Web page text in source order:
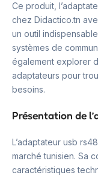
Ce produit,
chez Didactico.tn
un outil
systèmes de
également explorer
adaptateurs pour
besoins.
Présentation de
L’adaptateur usb
marché tunisien. Sa
caractéristiques